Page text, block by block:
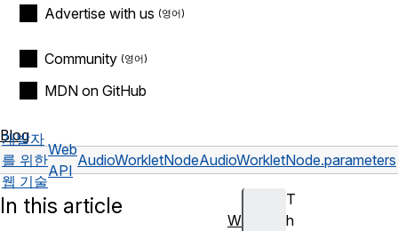
Advertise with us
Community
MDN on GitHub
Blog
개발자
를 위한
웹 기술
Web
API
AudioWorkletNodeAudioWorkletNode.parameters
T
h
In this article
W